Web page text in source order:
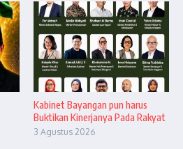
Kabinet Bayangan pun harus
Buktikan Kinerjanya Pada Rakyat
3 Agustus 2026